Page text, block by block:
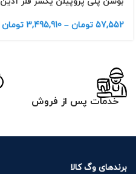
57,552 تومان –
3,495,910 تومان
خدمات پس از فروش
برندهای وگ کالا